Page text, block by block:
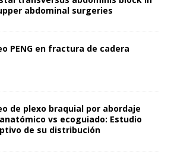
abdominal surgeries
PENG en fractura de cadera
de plexo braquial por abordaje
vs ecoguiado: Estudio
de su distribución